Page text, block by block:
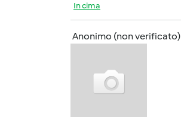
In cima
Anonimo (non verificato)